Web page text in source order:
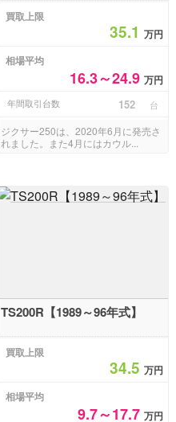
買取上限
35.1 万円
相場平均
16.3～24.9 万円
年間取引台数 152 台
ジクサー250は、2020年6月に発売さ
れました。また4月にはカウル...
TS200R【1989～96年式】
買取上限
34.5 万円
相場平均
9.7～17.7 万円